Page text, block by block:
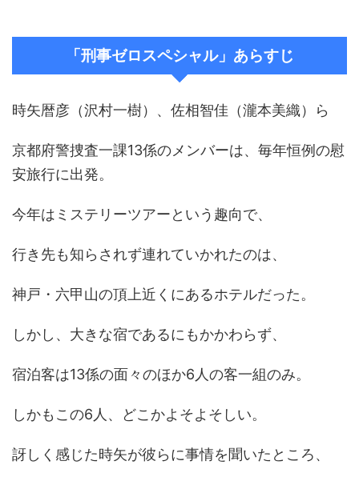
「刑事ゼロスペシャル」あらすじ
時矢暦彦（沢村一樹）、佐相智佳（瀧本美織）ら
京都府警捜査一課13係のメンバーは、毎年恒例の慰
安旅行に出発。
今年はミステリーツアーという趣向で、
行き先も知らされず連れていかれたのは、
神戸・六甲山の頂上近くにあるホテルだった。
しかし、大きな宿であるにもかかわらず、
宿泊客は13係の面々のほか6人の客一組のみ。
しかもこの6人、どこかよそよそしい。
訝しく感じた時矢が彼らに事情を聞いたところ、